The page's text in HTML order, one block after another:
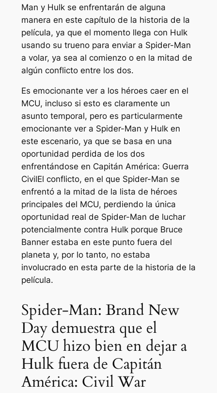
Man y Hulk se enfrentarán de alguna
manera en este capítulo de la historia de la
película, ya que el momento llega con Hulk
usando su trueno para enviar a Spider-Man
a volar, ya sea al comienzo o en la mitad de
algún conflicto entre los dos.
Es emocionante ver a los héroes caer en el
MCU, incluso si esto es claramente un
asunto temporal, pero es particularmente
emocionante ver a Spider-Man y Hulk en
este escenario, ya que se basa en una
oportunidad perdida de los dos
enfrentándose en Capitán América: Guerra
CivilEl conflicto, en el que Spider-Man se
enfrentó a la mitad de la lista de héroes
principales del MCU, perdiendo la única
oportunidad real de Spider-Man de luchar
potencialmente contra Hulk porque Bruce
Banner estaba en este punto fuera del
planeta y, por lo tanto, no estaba
involucrado en esta parte de la historia de la
película.
Spider-Man: Brand New
Day demuestra que el
MCU hizo bien en dejar a
Hulk fuera de Capitán
América: Civil War